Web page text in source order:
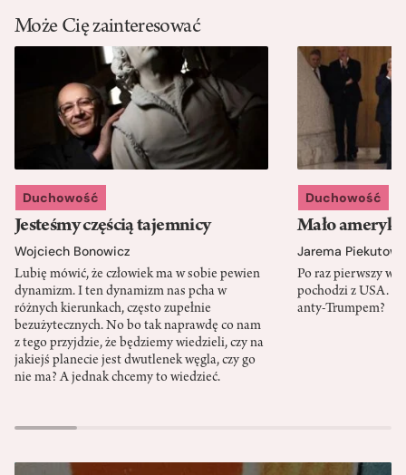
Może Cię zainteresować
Duchowość
Jesteśmy częścią tajemnicy
Wojciech Bonowicz
Lubię mówić, że człowiek ma w sobie pewien
dynamizm. I ten dynamizm nas pcha w
różnych kierunkach, często zupełnie
bezużytecznych. No bo tak naprawdę co nam
z tego przyjdzie, że będziemy wiedzieli, czy na
jakiejś planecie jest dwutlenek węgla, czy go
nie ma? A jednak chcemy to wiedzieć.
Duchowość
Mało
Jarema
Po raz pierwszy w
pochodzi z USA.
anty-Trumpem?